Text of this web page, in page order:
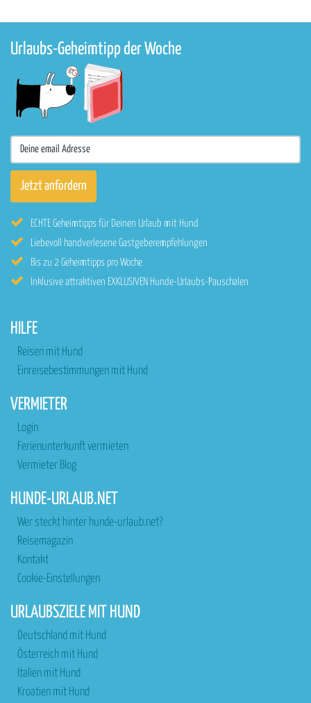
Urlaubs-Geheimtipp der Woche
ECHTE Geheimtipps für Deinen Urlaub mit Hund
Liebevoll handverlesene Gastgeberempfehlungen
Bis zu 2 Geheimtipps pro Woche
Inklusive attraktiven EXKLUSIVEN Hunde-Urlaubs-Pauschalen
HILFE
Reisen mit Hund
Einreisebestimmungen mit Hund
VERMIETER
Login
Ferienunterkunft vermieten
Vermieter Blog
HUNDE-URLAUB.NET
Wer steckt hinter hunde-urlaub.net?
Reisemagazin
Kontakt
Cookie-Einstellungen
URLAUBSZIELE MIT HUND
Deutschland mit Hund
Österreich mit Hund
Italien mit Hund
Kroatien mit Hund